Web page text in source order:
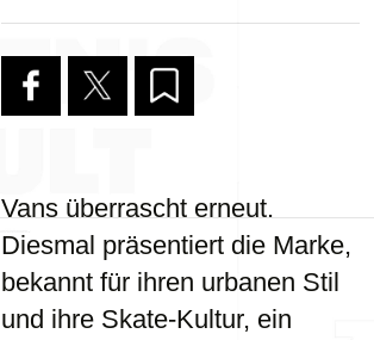
Vans überrascht erneut.
Diesmal präsentiert die Marke,
bekannt für ihren urbanen Stil
und ihre Skate-Kultur, ein